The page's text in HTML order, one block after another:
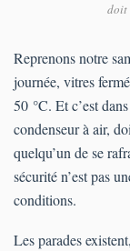
doit
Reprenons notre
journée, vitres
50 °C. Et c’est
condenseur à air,
quelqu’un de se
sécurité n’est pas
conditions.
Les parades